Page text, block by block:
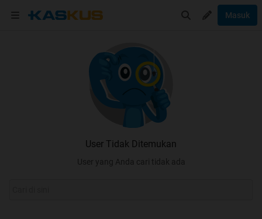
Masuk
User Tidak Ditemukan
User yang Anda cari tidak ada